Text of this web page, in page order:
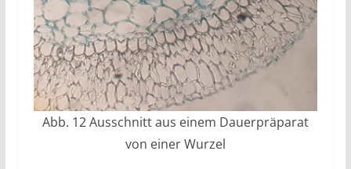
Abb. 12 Ausschnitt aus einem Dauerpräparat
von einer Wurzel